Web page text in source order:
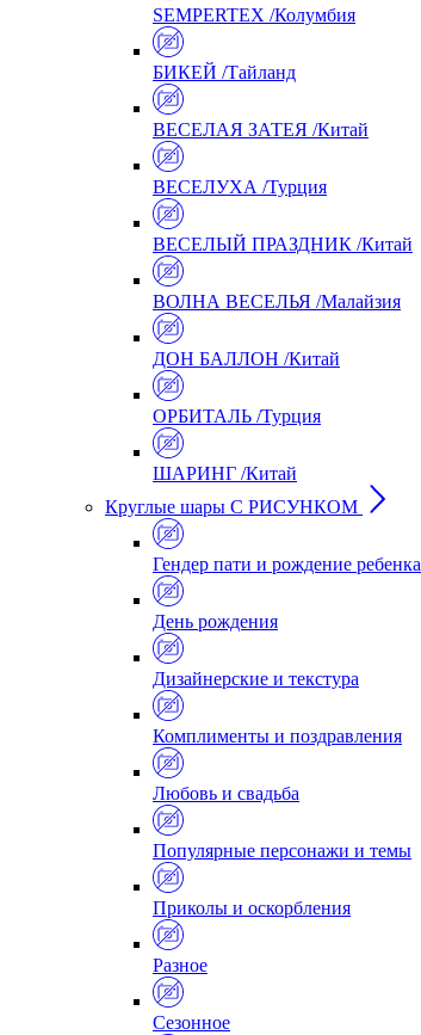
SEMPERTEX /Колумбия
БИКЕЙ /Тайланд
ВЕСЕЛАЯ ЗАТЕЯ /Китай
ВЕСЕЛУХА /Турция
ВЕСЕЛЫЙ ПРАЗДНИК /Китай
ВОЛНА ВЕСЕЛЬЯ /Малайзия
ДОН БАЛЛОН /Китай
ОРБИТАЛЬ /Турция
ШАРИНГ /Китай
Круглые шары С РИСУНКОМ
Гендер пати и рождение ребенка
День рождения
Дизайнерские и текстура
Комплименты и поздравления
Любовь и свадьба
Популярные персонажи и темы
Приколы и оскорбления
Разное
Сезонное